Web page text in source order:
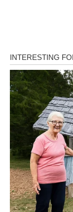
LAV –
SJAj,
Lavovi do kraja
osećaju kao
osećaja da
završava.
put ne zbog ega,
Na poslovnom i
vrata. Ljudi vas
imaju težinu, a
priznanje,
vrede. Ovo je